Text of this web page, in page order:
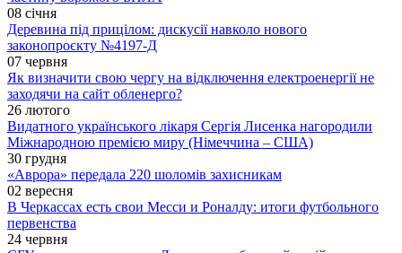
08 січня
Деревина під прицілом: дискусії навколо нового
законопроєкту №4197-Д
07 червня
Як визначити свою чергу на відключення електроенергії не
заходячи на сайт обленерго?
26 лютого
Видатного українського лікаря Сергія Лисенка нагородили
Міжнародною премією миру (Німеччина – США)
30 грудня
«Аврора» передала 220 шоломів захисникам
02 вересня
В Черкассах есть свои Месси и Роналду: итоги футбольного
первенства
24 червня